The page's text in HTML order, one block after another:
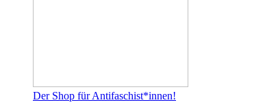
Der Shop für Antifaschist*innen!